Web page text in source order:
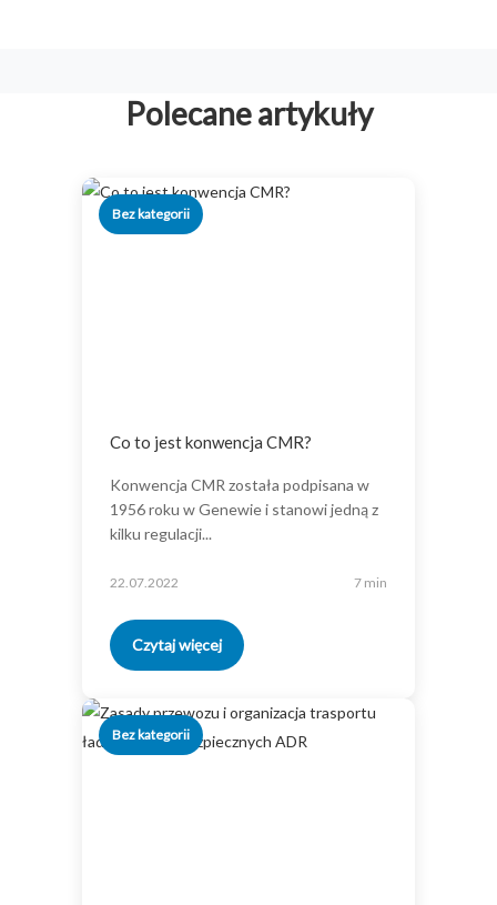
Polecane artykuły
Bez kategorii
Co to jest konwencja CMR?
Konwencja CMR została podpisana w
1956 roku w Genewie i stanowi jedną z
kilku regulacji...
22.07.2022 7 min
Czytaj więcej
Bez kategorii